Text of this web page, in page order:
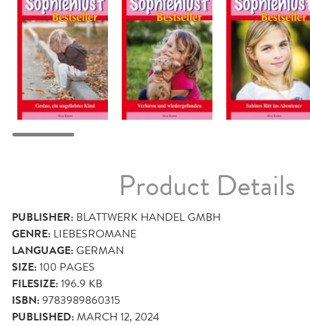
Product Details
PUBLISHER: BLATTWERK HANDEL GMBH
GENRE: LIEBESROMANE
LANGUAGE:GERMAN
SIZE:100 PAGES
FILESIZE:196.9 KB
ISBN:9783989860315
PUBLISHED:MARCH 12, 2024